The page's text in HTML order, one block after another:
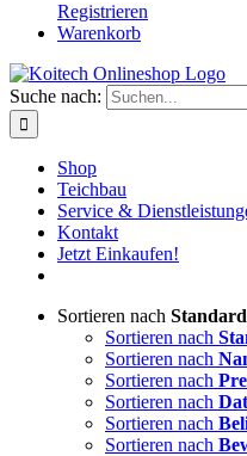
Registrieren
Warenkorb
Suche nach:
Shop
Teichbau
Service &
Kontakt
Jetzt Einkaufen!
Sortieren nach
Sortieren nach
Sortieren nach
Sortieren nach
Sortieren nach
Sortieren nach
Sortieren nach